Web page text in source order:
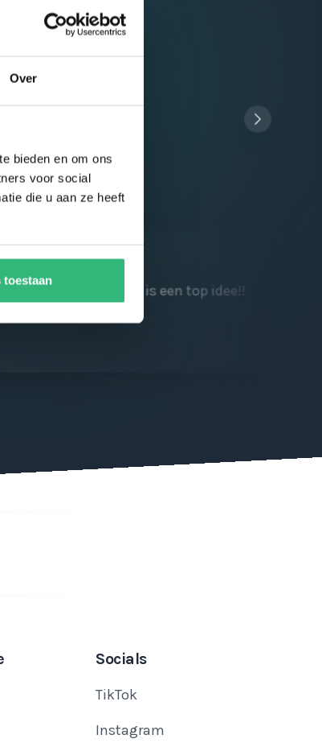
Over
bieden en om ons
voor social
die u aan ze heeft
toestaan
punten sparen is een top idee!!
Socials
TikTok
Instagram